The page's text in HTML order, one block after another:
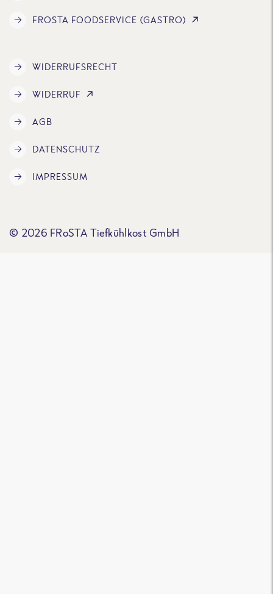
FROSTA FOODSERVICE (GASTRO)
WIDERRUFSRECHT
WIDERRUF
AGB
DATENSCHUTZ
IMPRESSUM
© 2026 FRoSTA Tiefkühlkost GmbH